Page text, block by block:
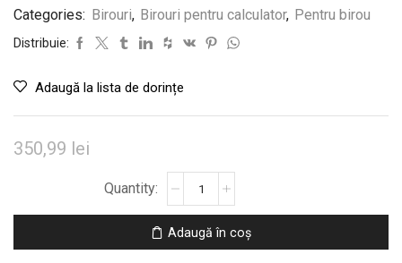
Categories: Birouri, Birouri pentru calculator, Pentru birou
Distribuie:
Adaugă la lista de dorințe
350,99 lei
Pliabil
cu
Adaugă în coș